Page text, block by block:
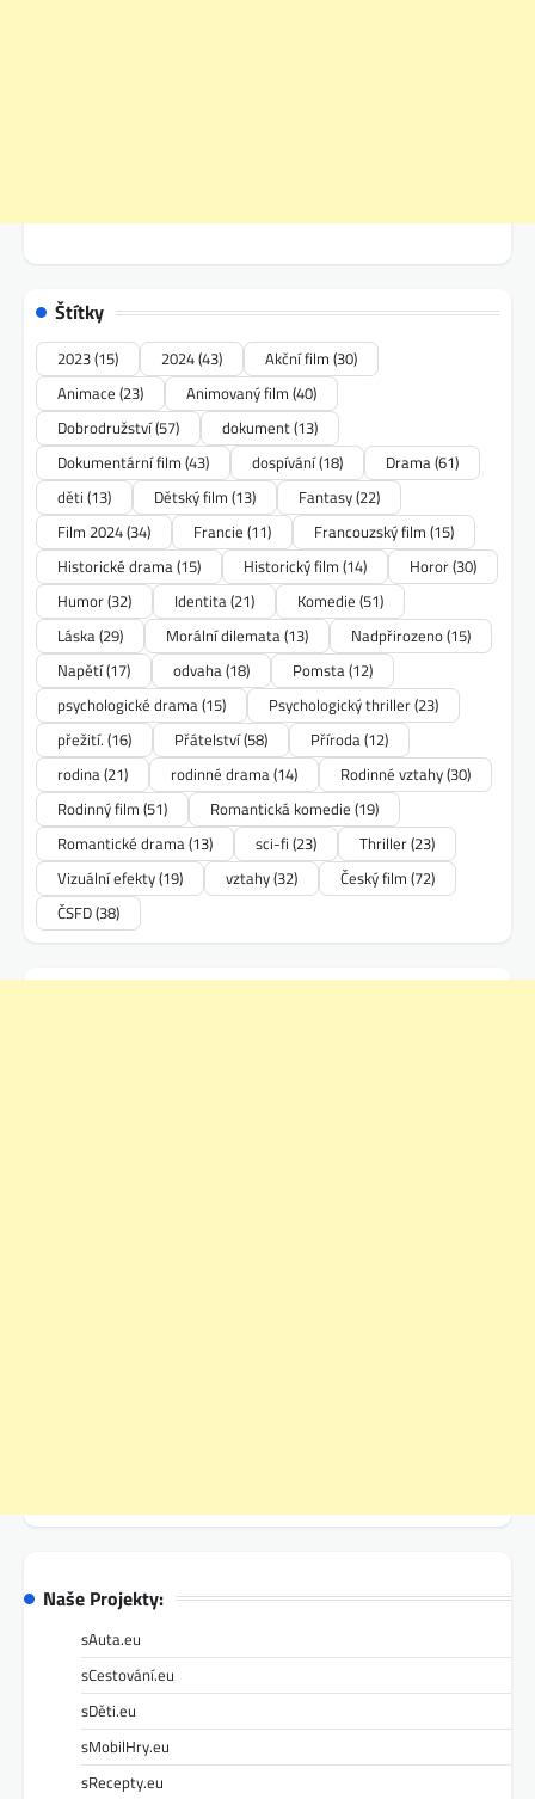
Štítky
2023(15) 2024(43) Akční film (30)
Animace (23) Animovaný film (40)
Dobrodružství(57) dokument(13)
Dokumentární film (43) dospívání(18) Drama(61)
děti (13) Dětský film (13) Fantasy(22)
Film 2024(34) Francie (11) Francouzský film (15)
Historické drama(15) Historický film (14) Horor(30)
Humor(32) Identita(21) Komedie (51)
Láska(29) Morální dilemata(13) Nadpřirozeno(15)
Napětí(17) odvaha(18) Pomsta(12)
psychologické drama(15) Psychologický thriller(23)
přežití. (16) Přátelství(58) Příroda(12)
rodina(21) rodinné drama(14) Rodinné vztahy(30)
Rodinný film (51) Romantická komedie (19)
Romantické drama(13) sci-fi (23) Thriller(23)
Vizuální efekty(19) vztahy(32) Český film (72)
ČSFD(38)
Naše Projekty:
sAuta.eu
sCestování.eu
sDěti.eu
sMobilHry.eu
sRecepty.eu